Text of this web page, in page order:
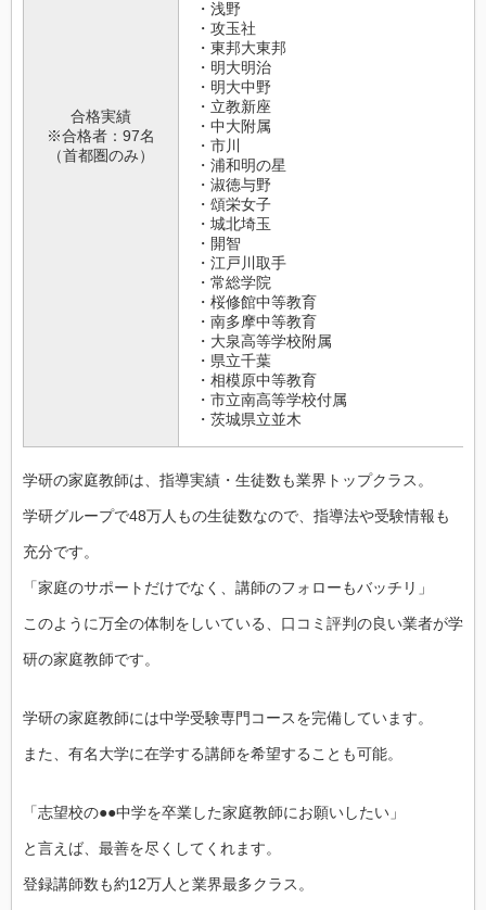
合格実績
※合格者：97名
（首都圏のみ）
・浅野
・攻玉社
・東邦大東邦
・明大明治
・明大中野
・立教新座
・中大附属
・市川
・浦和明の星
・淑徳与野
・頌栄女子
・城北埼玉
・開智
・江戸川取手
・常総学院
・桜修館中等教育
・南多摩中等教育
・大泉高等学校附属
・県立千葉
・相模原中等教育
・市立南高等学校付属
・茨城県立並木
学研の家庭教師は、指導実績・生徒数も業界トップクラス。
学研グループで48万人もの生徒数なので、指導法や受験情報も
充分です。
「家庭のサポートだけでなく、講師のフォローもバッチリ」
このように万全の体制をしいている、口コミ評判の良い業者が学
研の家庭教師です。
学研の家庭教師には中学受験専門コースを完備しています。
また、有名大学に在学する講師を希望することも可能。
「志望校の●●中学を卒業した家庭教師にお願いしたい」
と言えば、最善を尽くしてくれます。
登録講師数も約12万人と業界最多クラス。